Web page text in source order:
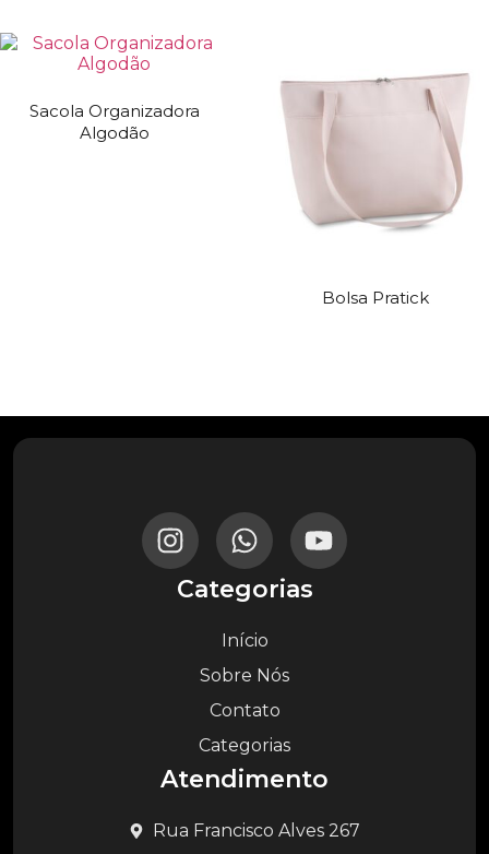
Sacola Organizadora
Algodão
Bolsa Pratick
Categorias
Início
Sobre Nós
Contato
Categorias
Atendimento
Rua Francisco Alves 267